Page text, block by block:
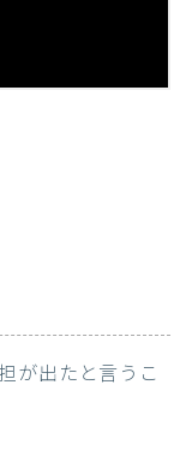
が出たと言うこ